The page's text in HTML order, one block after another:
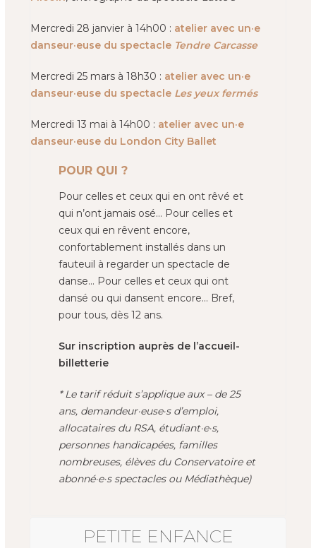
Mercredi 28 janvier à 14h00 : atelier avec un·e
danseur·euse du spectacle Tendre Carcasse
Mercredi 25 mars à 18h30 : atelier avec un·e
danseur·euse du spectacle Les yeux fermés
Mercredi 13 mai à 14h00 : atelier avec un·e
danseur·euse du London City Ballet
POUR QUI ?
Pour celles et ceux qui en ont rêvé et
qui n’ont jamais osé… Pour celles et
ceux qui en rêvent encore,
confortablement installés dans un
fauteuil à regarder un spectacle de
danse… Pour celles et ceux qui ont
dansé ou qui dansent encore… Bref,
pour tous, dès 12 ans.
Sur inscription auprès de l’accueil-
billetterie
* Le tarif réduit s’applique aux – de 25
ans, demandeur·euse·s d’emploi,
allocataires du RSA, étudiant·e·s,
personnes handicapées, familles
nombreuses, élèves du Conservatoire et
abonné·e·s spectacles ou Médiathèque)
PETITE ENFANCE